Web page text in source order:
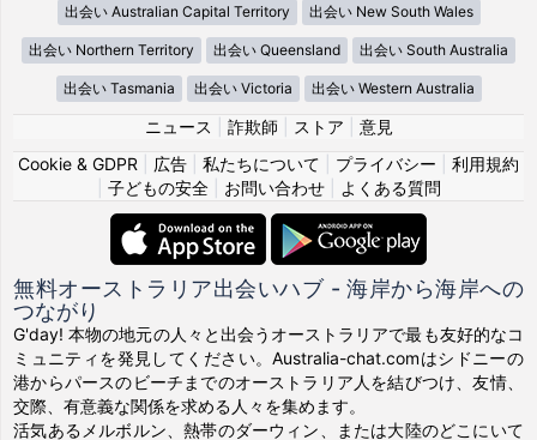
出会い Australian Capital Territory 出会い New South Wales
出会い Northern Territory 出会い Queensland 出会い South Australia
出会い Tasmania 出会い Victoria 出会い Western Australia
ニュース 詐欺師 ストア
意見
Cookie & GDPR
広告 私たちについて プライバシー
利用規約
子どもの安全| お問い合わせ| よくある質問
無料オーストラリア出会いハブ - 海岸から海岸への
つながり
G'day! 本物の地元の人々と出会うオーストラリアで最も友好的なコ
ミュニティを発見してください。Australia-chat.comはシドニーの
港からパースのビーチまでのオーストラリア人を結びつけ、友情、
交際、有意義な関係を求める人々を集めます。
活気あるメルボルン、熱帯のダーウィン、または大陸のどこにいて